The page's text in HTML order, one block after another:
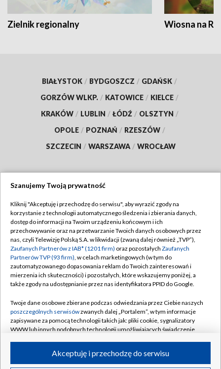
Zielnik regionalny Wiosna na
BIAŁYSTOK / BYDGOSZCZ / GDAŃSK /
GORZÓW WLKP. / KATOWICE / KIELCE /
KRAKÓW / LUBLIN / ŁÓDŹ / OLSZTYN /
OPOLE / POZNAŃ / RZESZÓW /
SZCZECIN / WARSZAWA / WROCŁAW
TVP
Abonament TVP
Emisja w TVP
Centrum informacji TVP
Naziemna Telewizja Cyfrowa
Rada Programowa
System NOS
Informacje o nadawcy
Program dla prasy
Regulamin TVP
Polityka prywatności
Moje zgody
Pomoc
Kontakt
Kanały
Szanujemy Twoją prywatność
Kliknij "Akceptuję i przechodzę do serwisu", aby wyrazić zgody na
korzystanie z technologii automatycznego śledzenia i zbierania danych,
dostęp do informacji na Twoim urządzeniu końcowym i ich
przechowywanie oraz na przetwarzanie Twoich danych osobowych przez
nas, czyli Telewizję Polską S.A. w likwidacji (zwaną dalej również „TVP”),
Zaufanych Partnerów z IAB* (1201 firm) oraz pozostałych Zaufanych
Partnerów TVP (93 firm), w celach marketingowych (w tym do
zautomatyzowanego dopasowania reklam do Twoich zainteresowań i
mierzenia ich skuteczności) i pozostałych, które wskazujemy poniżej, a
także zgody na udostępnianie przez nas identyfikatora PPID do Google.
Twoje dane osobowe zbierane podczas odwiedzania przez Ciebie naszych
poszczególnych serwisówzwanych dalej „Portalem”, w tym informacje
zapisywane za pomocą technologii takich jak: pliki cookie, sygnalizatory
WWW lub innych podobnych technologii umożliwiających świadczenie
ruchu w Internecie.Akceptuję i przechodzę do serwisu